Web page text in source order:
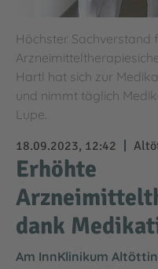
18.09.2023, 12:42
Erhöhte
dank
Am InnKlinikum
Höchster Sachverstand
Hartl hat sich zur
und nimmt täglich
Lupe.